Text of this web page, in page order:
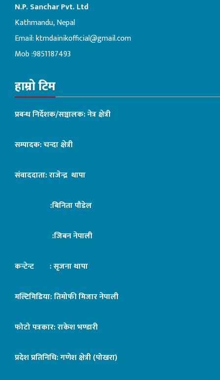
N.P. Sanchar Pvt. Ltd
Kathmandu, Nepal
Email:ktmdainikofficial@gmail.com
Mob :9851187493
हाम्रो टिम
प्रबन्ध निर्देशक/सञ्चालक: नेत्र क्षेत्री
सम्पादक: चन्दा क्षेत्री
संवाददाता: राजेन्द्र थापा
:बिनिता पौडेल
:जिबन नेपाली
कन्टेन्ट : सृजना थापा
मल्टिमिडिया: तिमोफी मिजार नेपाली
फोटो पत्रकार: राकेश भण्डारी
प्रदेश प्रतिनिधि: गणेश क्षेत्री (पोखरा)